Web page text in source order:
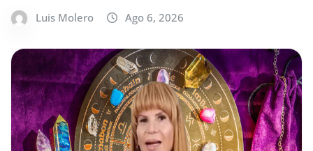
Luis Molero Ago 6, 2026